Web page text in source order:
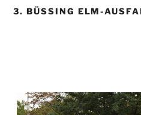
3. BÜSSING ELM-